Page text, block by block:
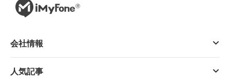
会社情報
人気記事